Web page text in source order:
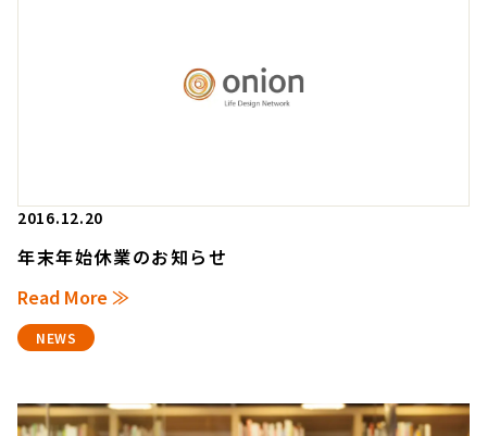
2016.12.20
年末年始休業のお知らせ
Read More ≫
NEWS